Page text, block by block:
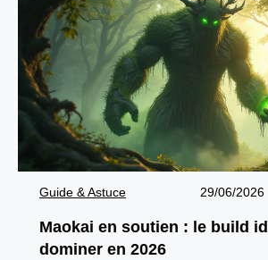
Guide & Astuce 29/06/2026
Maokai en soutien : le build
dominer en 2026